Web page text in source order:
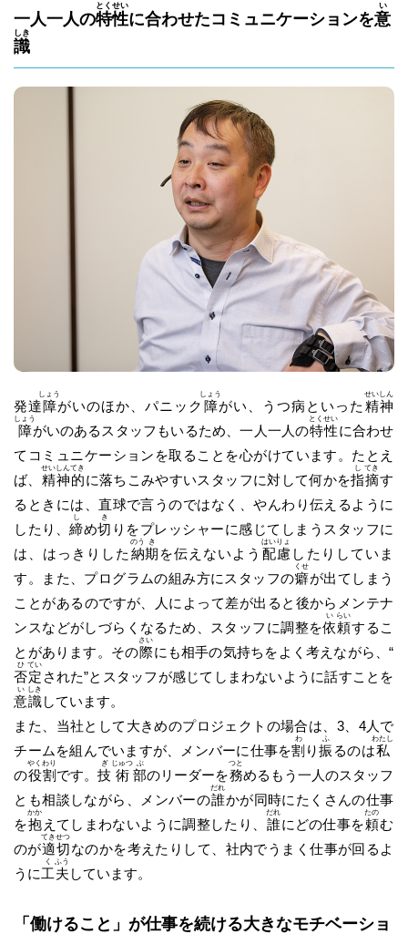
一人一人の特
とく
性
せい
に合わせたコミュニケーションを意
い
識
しき
発達障
しょう
がいのほか、パニック 障
しょう
がい、うつ病といった 精
せい
神
しん
障
しょう
がいのあるスタッフもいるため、一人一人の特
とく
性
せい
に合わせ
てコミュニケーションを取ることを心がけています。たとえ
ば、 精
せい
神
しん
的
てき
に落ちこみやすいスタッフに対して何かを指
し
摘
てき
す
るときには、直球で言うのではなく、やんわり伝えるように
したり、締
し
め切
き
りをプレッシャーに感じてしまうスタッフに
は、はっきりした 納
のう
期
き
を伝えないよう 配
はい
慮
りょ
したりしていま
す。また、プログラムの組み方にスタッフの癖
くせ
が出てしまう
ことがあるのですが、人によって差が出ると後からメンテナ
ンスなどがしづらくなるため、スタッフに調整を依
い
頼
らい
するこ
とがあります。その際
さい
にも相手の気持ちをよく考えながら、“
否
ひ
定
てい
された”とスタッフが感じてしまわないように話すことを
意
い
識
しき
しています。
また、当社として大きめのプロジェクトの場合は、3、4人で
チームを組んでいますが、メンバーに仕事を割
わ
り振
ふ
るのは私
わたし
の役
やく
割
わり
です。技
ぎ
術
じゅつ
部
ぶ
のリーダーを務
つと
めるもう一人のスタッフ
とも相談しながら、メンバーの誰
だれ
かが同時にたくさんの仕事
を抱
かか
えてしまわないように調整したり、 誰
だれ
にどの仕事を頼
たの
む
のが適
てき
切
せつ
なのかを考えたりして、社内でうまく仕事が回るよ
うに工
く
夫
ふう
しています。
「働けること」が仕事を続ける大きなモチベーショ